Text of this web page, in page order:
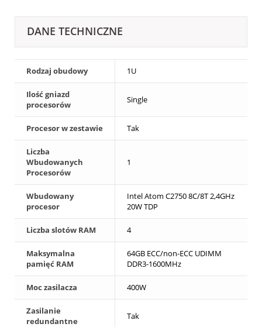
DANE TECHNICZNE
Rodzaj obudowy 1U
Ilość gniazd
procesorów
Single
Procesor w zestawie Tak
Liczba
Wbudowanych
Procesorów
1
Wbudowany
procesor
Intel Atom C2750 8C/8T 2,4GHz
20W TDP
Liczba slotów RAM 4
Maksymalna
pamięć RAM
64GB ECC/non-ECC UDIMM
DDR3-1600MHz
Moc zasilacza 400W
Zasilanie
redundantne
Tak